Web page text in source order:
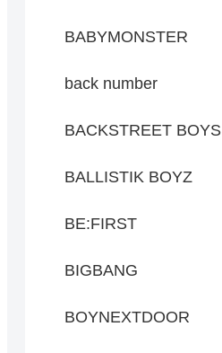
BABYMONSTER
back number
BACKSTREET BOYS
BALLISTIK BOYZ
BE:FIRST
BIGBANG
BOYNEXTDOOR